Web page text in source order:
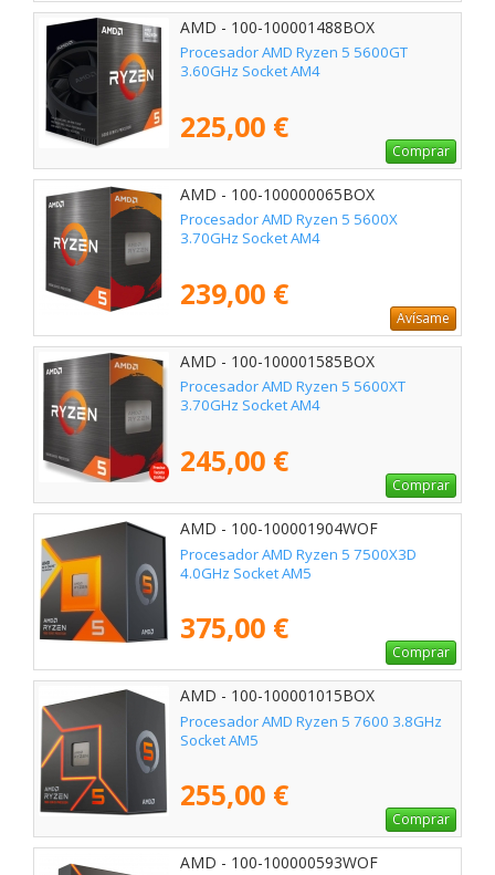
AMD - 100-100001488BOX
Procesador AMD Ryzen 5 5600GT
3.60GHz Socket AM4
225,00 €
Comprar
AMD - 100-100000065BOX
Procesador AMD Ryzen 5 5600X
3.70GHz Socket AM4
239,00 €
Avísame
AMD - 100-100001585BOX
Procesador AMD Ryzen 5 5600XT
3.70GHz Socket AM4
245,00 €
Comprar
AMD - 100-100001904WOF
Procesador AMD Ryzen 5 7500X3D
4.0GHz Socket AM5
375,00 €
Comprar
AMD - 100-100001015BOX
Procesador AMD Ryzen 5 7600 3.8GHz
Socket AM5
255,00 €
Comprar
AMD - 100-100000593WOF